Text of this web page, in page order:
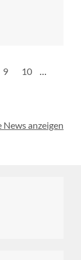
Seite
9 Seite
10 …
News anzeigen